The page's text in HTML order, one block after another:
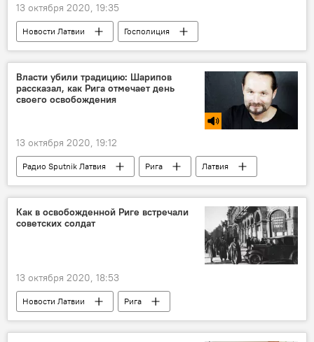
13 октября 2020, 19:35
Новости Латвии
Госполиция
правительство Латвии
Сандис Гиргенс
Армандс Рукс
Власти убили традицию: Шарипов
рассказал, как Рига отмечает день
своего освобождения
13 октября 2020, 19:12
Радио Sputnik Латвия Рига
Латвия
Латвийский антинацистский комитет
освобождение
праздник
Великая Отечественная война
Как в освобожденной Риге встречали
советских солдат
13 октября 2020, 18:53
Новости Латвии
Рига
освобождение